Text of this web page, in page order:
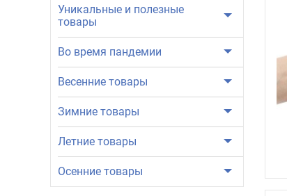
Уникальные и полезные
товары
Во время пандемии
Весенние товары
Зимние товары
Летние товары
Осенние товары